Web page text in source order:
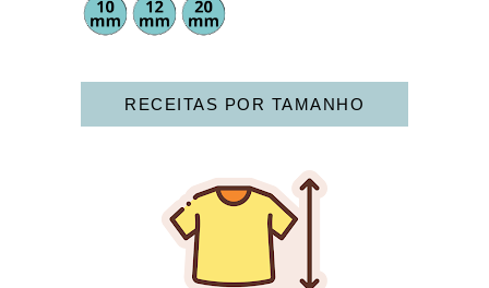
RECEITAS POR TAMANHO